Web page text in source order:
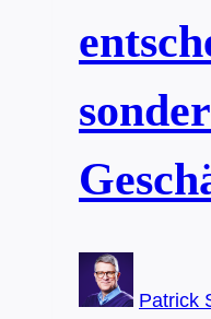
Patrick